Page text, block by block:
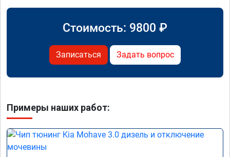
Стоимость: 9800 ₽
Записаться Задать вопрос
Примеры наших работ: